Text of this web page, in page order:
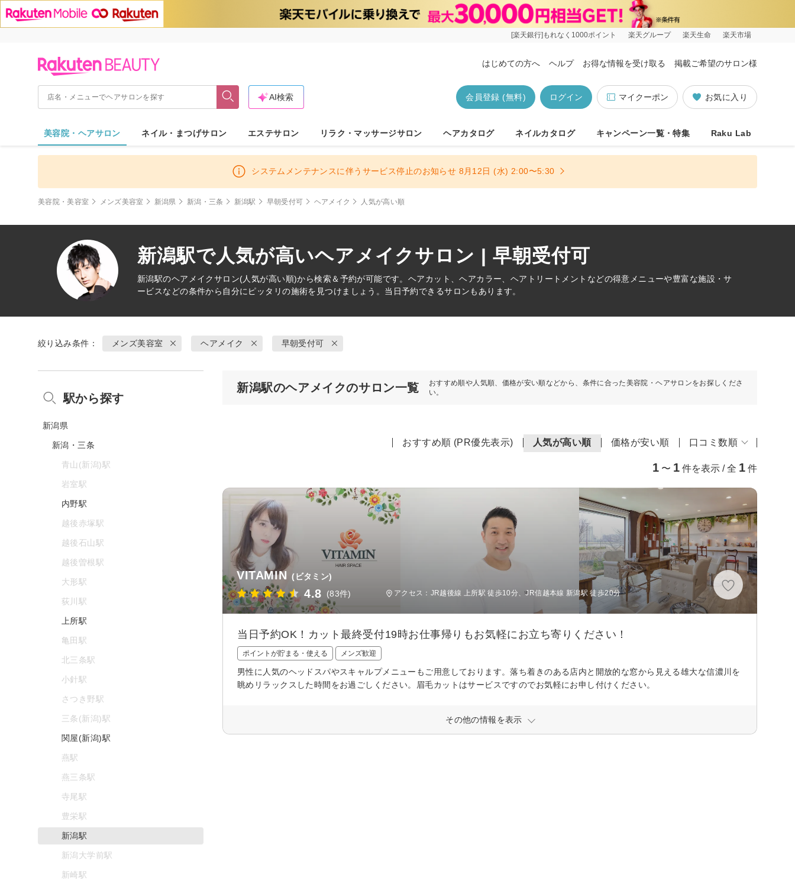
[楽天銀行]もれなく1000ポイント 楽天グループ 楽天生命 楽天市場
はじめての方へ ヘルプ お得な情報を受け取る 掲載ご希望のサロン様
お気に入り
マイクーポン
ログイン
会員登録 (無料)
AI検索
美容院・ヘアサロン ネイル・まつげサロン エステサロン リラク・マッサージサロン ヘアカタログ ネイルカタログ キャンペーン一覧・特集 Raku Lab
システムメンテナンスに伴うサービス停止のお知らせ 8月12日 (水) 2:00〜5:30
美容院・美容室 メンズ美容室 新潟県 新潟・三条 新潟駅 早朝受付可 ヘアメイク 人気が高い順
新潟駅で人気が高いヘアメイクサロン | 早朝受付可
新潟駅のヘアメイクサロン(人気が高い順)から検索＆予約が可能です。ヘアカット、ヘアカラー、ヘアトリートメントなどの得意メニューや豊富な施設・サ
ービスなどの条件から自分にピッタリの施術を見つけましょう。当日予約できるサロンもあります。
絞り込み条件： メンズ美容室 ヘアメイク 早朝受付可
新潟駅のヘアメイクのサロン一覧
おすすめ順や人気順、価格が安い順などから、条件に合った美容院・ヘアサロンをお探しくださ
い。
おすすめ順 (PR優先表示) 人気が高い順 価格が安い順 口コミ数順
1 〜 1 件を表示 / 全 1 件
VITAMIN (ビタミン)
4.8 (83件) アクセス：JR越後線 上所駅 徒歩10分、JR信越本線 新潟駅 徒歩20分
当日予約OK！カット最終受付19時お仕事帰りもお気軽にお立ち寄りください！
ポイントが貯まる・使える メンズ歓迎
男性に人気のヘッドスパやスキャルプメニューもご用意しております。落ち着きのある店内と開放的な窓から見える雄大な信濃川を
眺めリラックスした時間をお過ごしください。眉毛カットはサービスですのでお気軽にお申し付けください。
その他の情報を表示
駅から探す
新潟県
新潟・三条
青山(新潟)駅
岩室駅
内野駅
越後赤塚駅
越後石山駅
越後曽根駅
大形駅
荻川駅
上所駅
亀田駅
北三条駅
小針駅
さつき野駅
三条(新潟)駅
関屋(新潟)駅
燕駅
燕三条駅
寺尾駅
豊栄駅
新潟駅
新潟大学前駅
新崎駅